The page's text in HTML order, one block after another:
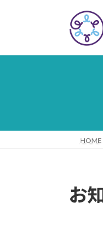
プ
動
HOME
お